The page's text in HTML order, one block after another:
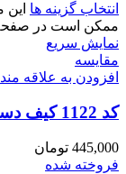
انتخاب گزینه ها
ممکن است در
نمایش سریع
مقايسه
افزودن به علاقه
کد 1122 کیف دستی (لوازم آرایش) طرح برند
445,000 تومان
فروخته شده